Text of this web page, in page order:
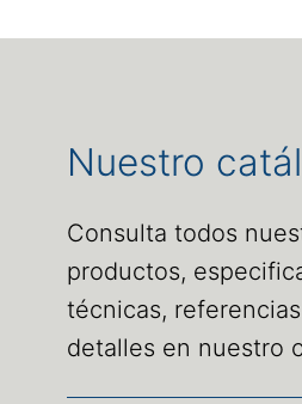
Nuestro
Consulta todos
productos,
técnicas,
detalles en nuestro